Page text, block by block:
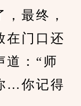
最终，
在门口还
道：“师
…你记得